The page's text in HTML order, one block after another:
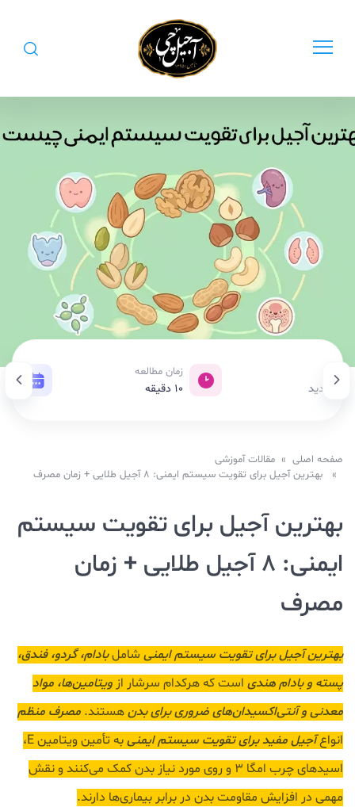
بازدید زمان مطالعه
10 دقیقه
صفحه اصلی » مقالات آموزشی
» بهترین آجیل برای تقویت سیستم ایمنی: 8 آجیل طلایی + زمان مصرف
بهترین آجیل برای تقویت سیستم
ایمنی: 8 آجیل طلایی + زمان
مصرف
بهترین آجیل برای تقویت سیستم ایمنی شاملبادام، گردو، فندق،
پسته و بادام هندی است که هرکدام سرشار از ویتامین‌ها، مواد
معدنی و آنتی‌اکسیدان‌های ضروری برای بدنهستند. مصرف منظم
انواعآجیل مفید برای تقویت سیستم ایمنی
به تأمین ویتامین E،
اسیدهای چرب امگا ۳ و روی مورد نیاز بدن کمک می‌کنند و نقش
مهمی در افزایش مقاومت بدن در برابر بیماری‌ها دارند.